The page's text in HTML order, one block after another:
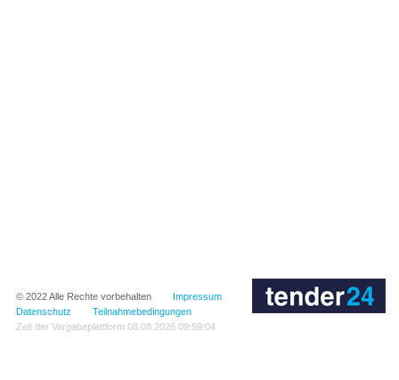
© 2022Alle Rechte vorbehalten
Impressum
Datenschutz
Teilnahmebedingungen
Zeit der Vergabeplattform 08.08.2026 09:59:04